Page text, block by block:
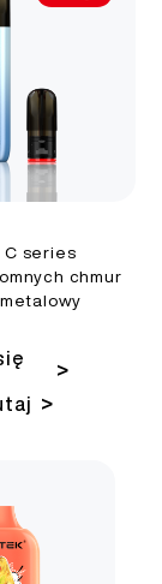
C series
chmur
>
>